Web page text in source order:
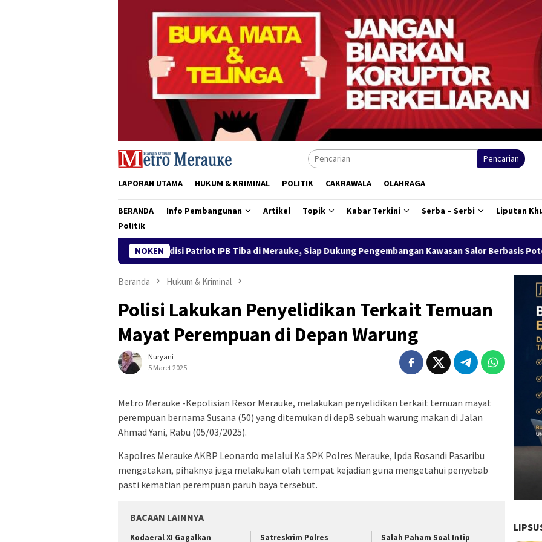
Pencarian
LAPORAN UTAMA HUKUM & KRIMINAL POLITIK CAKRAWALA OLAHRAGA
BERANDA Info Pembangunan Artikel Topik Kabar Terkini Serba – Serbi
Liputan
Politik
NOKEN
Tim Ekspedisi Patriot IPB Tiba di Merauke, Siap Dukung Pengembangan Kawasan Salor Berbasis Potensi Lokal
Beranda Hukum & Kriminal
Polisi Lakukan Penyelidikan Terkait Temuan
Mayat Perempuan di Depan Warung
Nuryani
5 Maret 2025
Metro Merauke -Kepolisian Resor Merauke, melakukan penyelidikan terkait temuan mayat
perempuan bernama Susana (50) yang ditemukan di depB sebuah warung makan di Jalan
Ahmad Yani, Rabu (05/03/2025).
Kapolres Merauke AKBP Leonardo melalui Ka SPK Polres Merauke, Ipda Rosandi Pasaribu
mengatakan, pihaknya juga melakukan olah tempat kejadian guna mengetahui penyebab
pasti kematian perempuan paruh baya tersebut.
BACAAN LAINNYA
​Kodaeral XI Gagalkan Satreskrim Polres Salah Paham Soal Intip